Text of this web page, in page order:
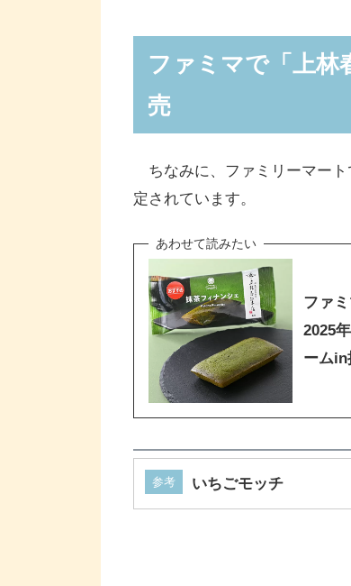
ファミマで「上林
売
ちなみに、ファミリーマート
定されています。
ファ
2025
ームin
参考 いちごモッチ